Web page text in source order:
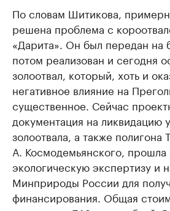
По словам Шитикова,
решена проблема с
«Дарита». Он был передан на
потом реализован и сегодня
золоотвал, который, хоть и
негативное влияние на
существенное. Сейчас
документация на ликвидацию
золоотвала, а также полигона
А. Космодемьянского, прошла
экологическую экспертизу и
Минприроды России для
финансирования. Общая